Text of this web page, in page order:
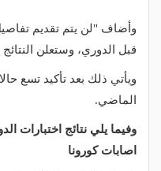
وأضاف "لن يتم تقديم
قبل الدوري، وستعلن
ويأتي ذلك بعد تأكيد تسع
الماضي.
وفيما يلي نتائج اختبارات
اصابات كورونا